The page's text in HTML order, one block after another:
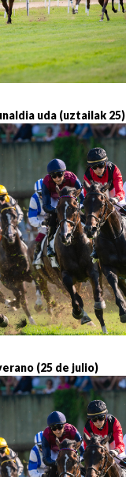
uda (uztailak 25)
(25 de julio)